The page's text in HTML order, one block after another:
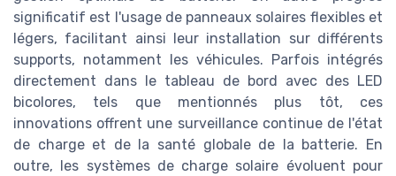
significatif est l'usage de panneaux solaires flexibles et
légers, facilitant ainsi leur installation sur différents
supports, notamment les véhicules. Parfois intégrés
directement dans le tableau de bord avec des LED
bicolores, tels que mentionnés plus tôt, ces
innovations offrent une surveillance continue de l'état
de charge et de la santé globale de la batterie. En
outre, les systèmes de charge solaire évoluent pour